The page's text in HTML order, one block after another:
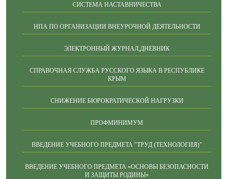
СИСТЕМА НАСТАВНИЧЕСТВА
НПА ПО ОРГАНИЗАЦИИ ВНЕУРОЧНОЙ ДЕЯТЕЛЬНОСТИ
ЭЛЕКТРОННЫЙ ЖУРНАЛ,ДНЕВНИК
СПРАВОЧНАЯ СЛУЖБА РУССКОГО ЯЗЫКА В РЕСПУБЛИКЕ
КРЫМ
СНИЖЕНИЕ БЮРОКРАТИЧЕСКОЙ НАГРУЗКИ
ПРОФМИНИМУМ
ВВЕДЕНИЕ УЧЕБНОГО ПРЕДМЕТА "ТРУД (ТЕХНОЛОГИЯ)"
ВВЕДЕНИЕ УЧЕБНОГО ПРЕДМЕТА «ОСНОВЫ БЕЗОПАСНОСТИ
И ЗАЩИТЫ РОДИНЫ»